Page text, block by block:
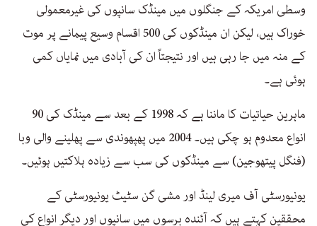
وسطی امریکہ کے جنگلوں میں مینڈک سانپوں کی غیرمعمولی
خوراک ہیں، لیکن ان مینڈکوں کی 500 اقسام وسیع پیمانے پر موت
کے منہ میں جا رہی ہیں اور نتیجتاً ان کی آبادی میں نمایاں کمی
ہوئی ہے۔
ماہرین حیاتیات کا ماننا ہے کہ 1998 کے بعد سے مینڈک کی 90
انواع معدوم ہو چکی ہیں۔ 2004 میں پھپھوندی سے پھلینے والی وبا
(فنگل پیتھوجین) سے مینڈکوں کی سب سے زیادہ ہلاکتیں ہوئیں۔
یونیورسٹی آف میری لینڈ اور مشی گن سٹیٹ یونیورسٹی کے
محققین کہتے ہیں کہ آئندہ برسوں میں سانپوں اور دیگر انواع کی